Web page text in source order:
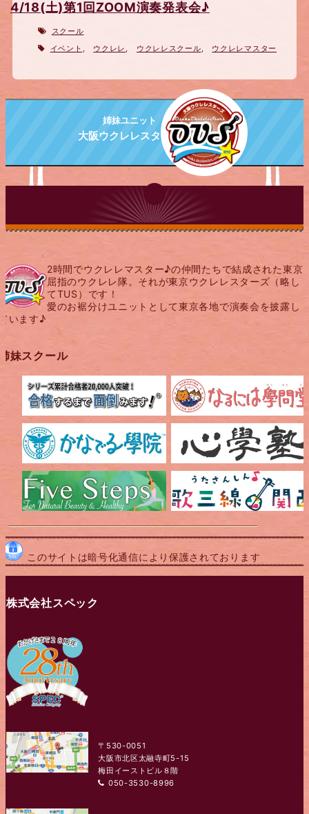
4/18(土)第1回ZOOM演奏発表会♪
スクール
イベント , ウクレレ , ウクレレスクール, ウクレレマスター
姉妹ユニット
大阪ウクレレスターズ
PAGE TOP
2時間でウクレレマスター♪の仲間たちで結成された東京
屈指のウクレレ隊。それが東京ウクレレスターズ（略し
てTUS）です！
愛のお裾分けユニットとして東京各地で演奏会を披露し
います♪
妹スクール
このサイトは暗号化通信により保護されております
株式会社スペック
〒530-0051
大阪市北区太融寺町5-15
梅田イーストビル８階
050-3530-8996